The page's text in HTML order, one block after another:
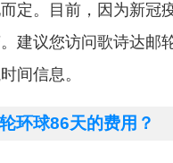
定。目前，因为新冠
建议您访问歌诗达邮
间信息。
环球86天的费用？